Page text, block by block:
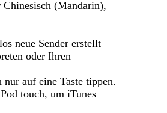
(Mandarin),
neue Sender erstellt
oder Ihren
auf eine Taste tippen.
touch, um iTunes